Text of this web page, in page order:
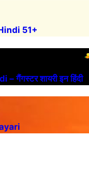
51+
शायरी इन हिंदी